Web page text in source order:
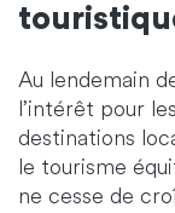
Au lendemain
l’intérêt pour
destinations
le tourisme
ne cesse de